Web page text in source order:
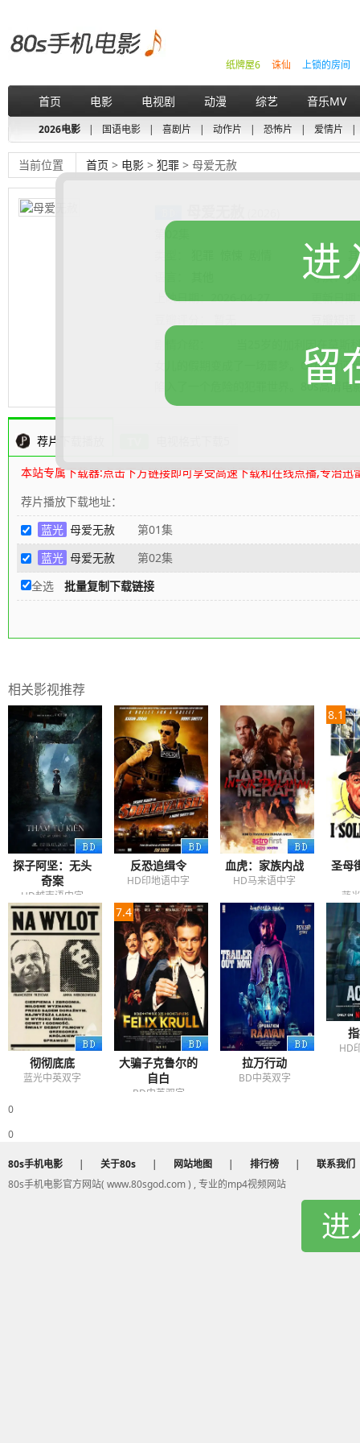
上锁的房间
诛仙
纸牌屋6
首页 电影 电视剧 动漫 综艺 音乐MV
2026电影 | 国语电影 | 喜剧片 | 动作片 | 恐怖片 | 爱情片 |
当前位置 首页 > 电影 > 犯罪 > 母爱无赦
第02集
地区：
导演：
上映日期：2026-04-27
更新日期
当25岁的加利因在莫斯科
女儿的假期变成了一场噩梦。Orna为证
80s高清电
荐片下载播放
本站专属下载器:点击下方链接即可享受高速下载和在线点播,专治迅
荐片播放下载地址：
蓝光 母爱无赦 第01集
蓝光 母爱无赦 第02集
全选
批量复制下载链接
相关影视推荐
探子阿坚：无头
奇案
HD越南语中字
反恐追缉令
HD印地语中字
血虎：家族内战
HD马来语中字
8.1
圣母
蓝
彻彻底底
蓝光中英双字
7.4
大骗子克鲁尔的
自白
BD中英双字
拉万行动
BD中英双字
HD
0
0
80s手机电影 | 关于80s | 网站地图 | 排行榜 |
联系我们
80s手机电影官方网站( www.80sgod.com ) , 专业的mp4视频网站
进
进
留